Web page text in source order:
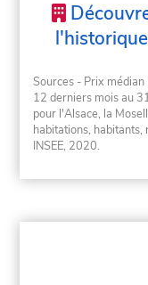
Sources - Prix
12 derniers mois au
pour l'Alsace, la
habitations, habitants,
INSEE, 2020.